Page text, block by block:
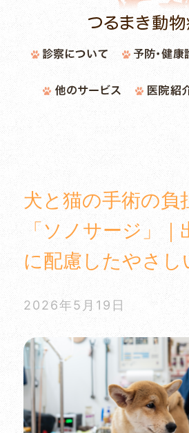
犬と猫の手術の負
「ソノサージ」｜
に配慮したやさし
2026年5月19日